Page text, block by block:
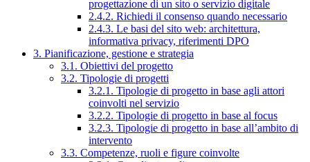
progettazione di un sito o servizio digitale
2.4.2. Richiedi il consenso quando necessario
2.4.3. Le basi del sito web: architettura,
informativa privacy, riferimenti DPO
3. Pianificazione, gestione e strategia
3.1. Obiettivi del progetto
3.2. Tipologie di progetti
3.2.1. Tipologie di progetto in base agli attori
coinvolti nel servizio
3.2.2. Tipologie di progetto in base al focus
3.2.3. Tipologie di progetto in base all’ambito di
intervento
3.3. Competenze, ruoli e figure coinvolte